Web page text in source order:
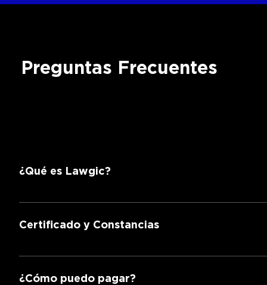
Preguntas Frecuentes
¿Qué es Lawgic?
Es una escuela de derecho que ofrece educación
Certificado y Constancias
Obtienes una constancia de participación.
¿Cómo puedo pagar?